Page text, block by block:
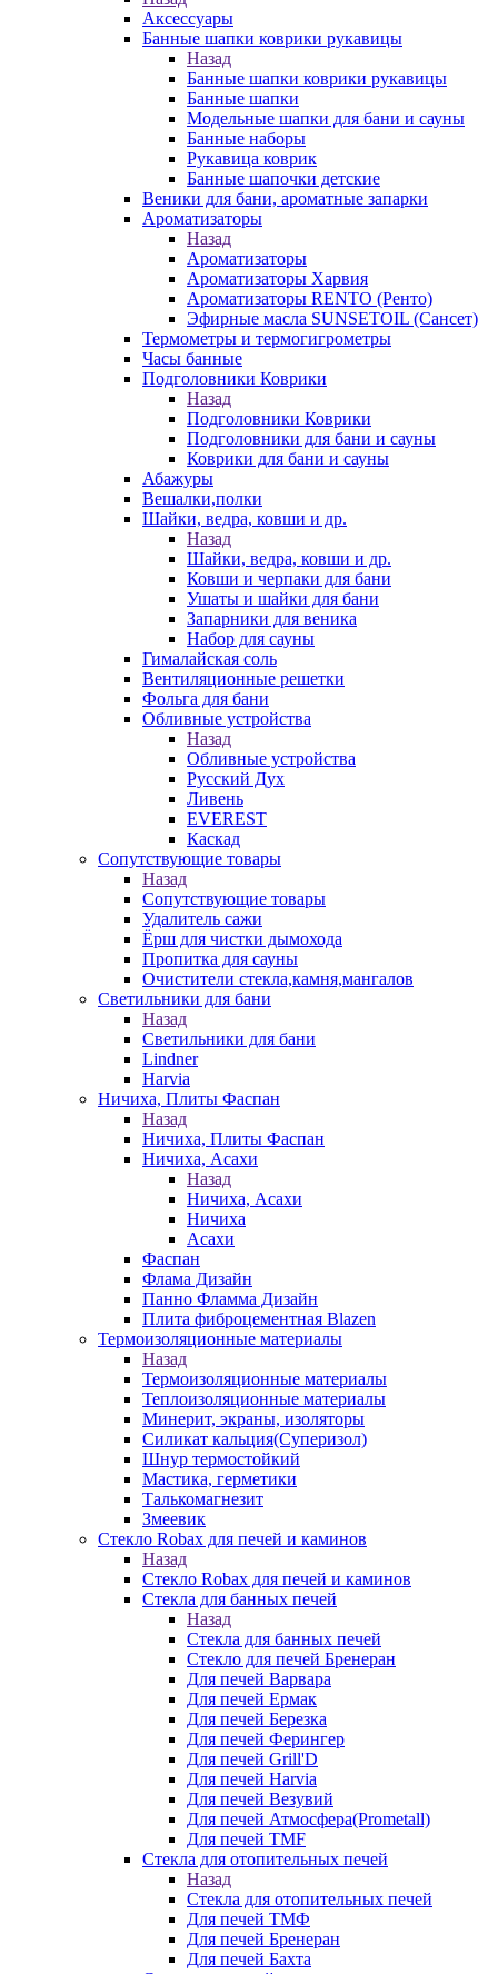
Аксессуары
Банные шапки коврики рукавицы
Назад
Банные шапки коврики рукавицы
Банные шапки
Модельные шапки для бани и сауны
Банные наборы
Рукавица коврик
Банные шапочки детские
Веники для бани, ароматные запарки
Ароматизаторы
Назад
Ароматизаторы
Ароматизаторы Харвия
Ароматизаторы RENTO (Ренто)
Эфирные масла SUNSETOIL (Сансет)
Термометры и термогигрометры
Часы банные
Подголовники Коврики
Назад
Подголовники Коврики
Подголовники для бани и сауны
Коврики для бани и сауны
Абажуры
Вешалки,полки
Шайки, ведра, ковши и др.
Назад
Шайки, ведра, ковши и др.
Ковши и черпаки для бани
Ушаты и шайки для бани
Запарники для веника
Набор для сауны
Гималайская соль
Вентиляционные решетки
Фольга для бани
Обливные устройства
Назад
Обливные устройства
Русский Дух
Ливень
EVEREST
Каскад
Сопутствующие товары
Назад
Сопутствующие товары
Удалитель сажи
Ёрш для чистки дымохода
Пропитка для сауны
Очистители стекла,камня,мангалов
Светильники для бани
Назад
Светильники для бани
Lindner
Harvia
Ничиха, Плиты Фаспан
Назад
Ничиха, Плиты Фаспан
Ничиха, Асахи
Назад
Ничиха, Асахи
Ничиха
Асахи
Фаспан
Флама Дизайн
Панно Фламма Дизайн
Плита фиброцементная Blazen
Термоизоляционные материалы
Назад
Термоизоляционные материалы
Теплоизоляционные материалы
Минерит, экраны, изоляторы
Силикат кальция(Суперизол)
Шнур термостойкий
Мастика, герметики
Талькомагнезит
Змеевик
Стекло Robax для печей и каминов
Назад
Стекло Robax для печей и каминов
Стекла для банных печей
Назад
Стекла для банных печей
Стекло для печей Бренеран
Для печей Варвара
Для печей Ермак
Для печей Березка
Для печей Ферингер
Для печей Grill'D
Для печей Harvia
Для печей Везувий
Для печей Атмосфера(Prometall)
Для печей TMF
Стекла для отопительных печей
Назад
Стекла для отопительных печей
Для печей ТМФ
Для печей Бренеран
Для печей Бахта